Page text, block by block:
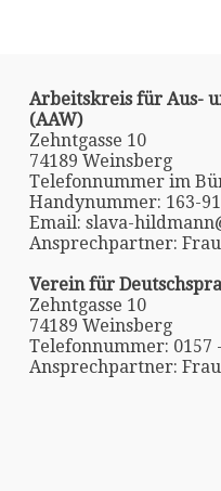
Arbeitskreis für Aus-
(AAW)
Zehntgasse 10
74189 Weinsberg
Telefonnummer im
Handynummer: 163-
Email: slava-
Ansprechpartner:
Verein für
Zehntgasse 10
74189 Weinsberg
Telefonnummer: 0157
Ansprechpartner: